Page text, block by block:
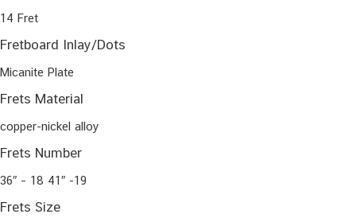
14 Fret
Fretboard Inlay/Dots
Micanite Plate
Frets Material
copper-nickel alloy
Frets Number
36″ – 18 41″ -19
Frets Size